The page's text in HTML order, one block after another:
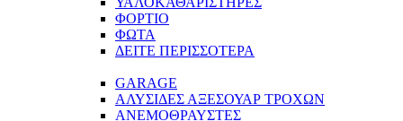
ΦΟΡΤΙΟ
ΦΩΤΑ
ΔΕΙΤΕ ΠΕΡΙΣΣΟΤΕΡΑ
GARAGE
ΑΛΥΣΙΔΕΣ ΑΞΕΣΟΥΑΡ ΤΡΟΧΩΝ
ΑΝΕΜΟΘΡΑΥΣΤΕΣ